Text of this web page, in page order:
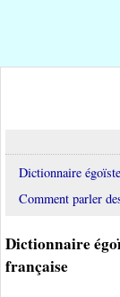
Dictionnaire
Comment parler
Dictionnaire
française